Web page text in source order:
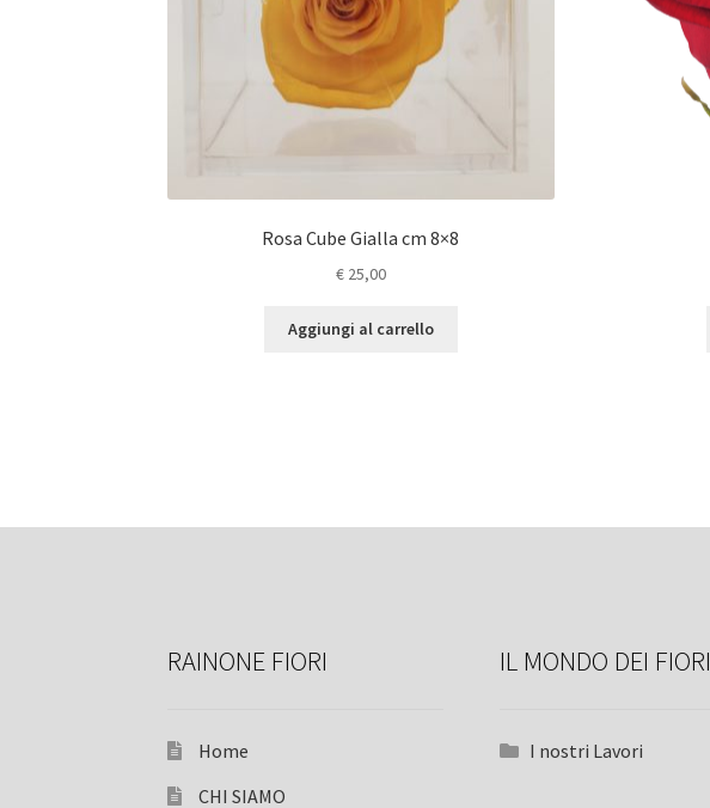
Rosa Cube Gialla cm 8×8
€25,00
Aggiungi al carrello
RAINONE FIORI
Home
CHI SIAMO
IL MONDO DEI FIORI
I nostri Lavori